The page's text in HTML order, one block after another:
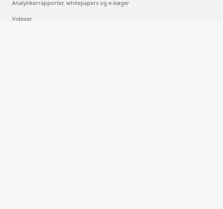
Analytikerrapporter, whitepapers og e-bøger
Videoer